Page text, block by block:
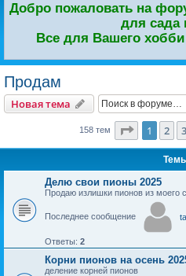
Добро пожаловать на
для сада
Все для Вашего
Продам
Новая тема
Новаятема
158 тем Страница
1 2 3
Делю свои пионы 2025
Продаю излишки пионов из моего
Последнее сообщение
Ответы: 2
Корни пионов на осень
деление корней пионов